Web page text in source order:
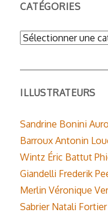
CATÉGORIES
Catégories
ILLUSTRATEURS
Sandrine Bonini
Barroux Antonin
Wintz Éric Battut
Giandelli Frederik
Merlin Véronique
Sabrier Natali Fortier